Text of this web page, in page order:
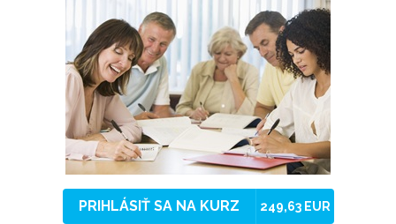
PRIHLÁSIŤ SA NA KURZ 249,63 EUR